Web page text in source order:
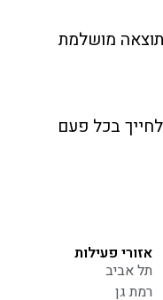
מושלמת
בכל פעם
אזורי פעילות
תל אביב
רמת גן